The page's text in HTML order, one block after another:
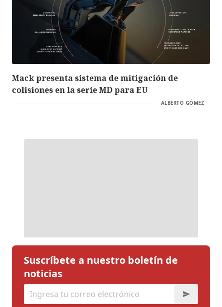
Mack presenta sistema de mitigación de
colisiones en la serie MD para EU
ALBERTO GÓMEZ
Suscríbete a nuestro boletín de
noticias